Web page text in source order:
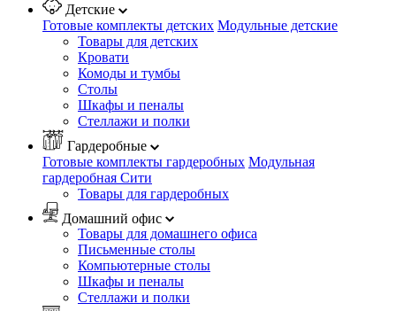
Детские
Готовые комплекты детских Модульные детские
Товары для детских
Кровати
Комоды и тумбы
Столы
Шкафы и пеналы
Стеллажи и полки
Гардеробные
Готовые комплекты гардеробных Модульная
гардеробная Сити
Товары для гардеробных
Домашний офис
Товары для домашнего офиса
Письменные столы
Компьютерные столы
Шкафы и пеналы
Стеллажи и полки